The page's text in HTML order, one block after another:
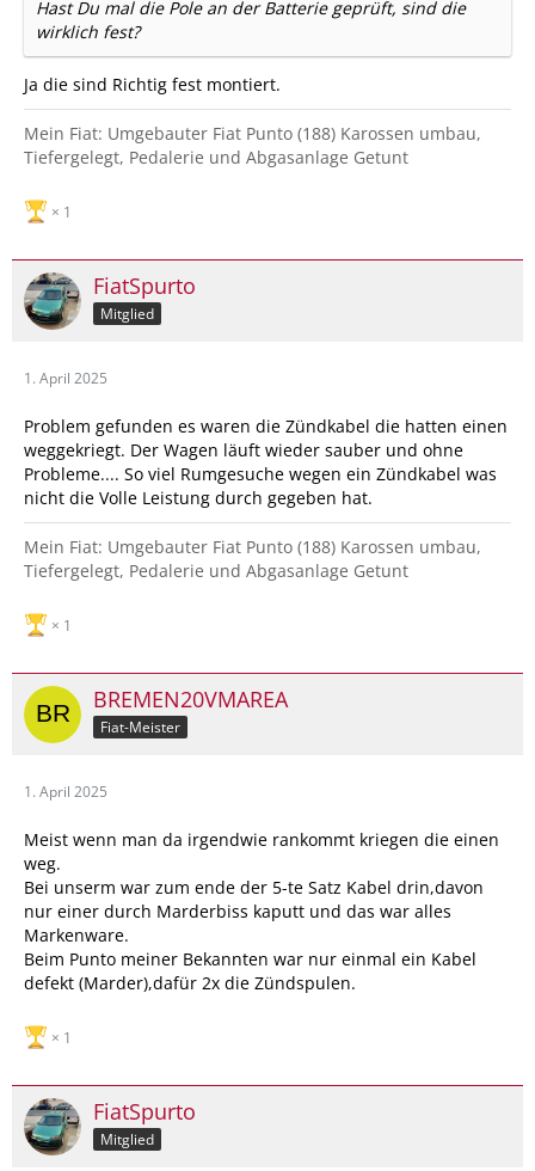
Hast Du mal die Pole an der Batterie geprüft, sind die
wirklich fest?
Ja die sind Richtig fest montiert.
Mein Fiat: Umgebauter Fiat Punto (188) Karossen umbau,
Tiefergelegt, Pedalerie und Abgasanlage Getunt
1
FiatSpurto
Mitglied
1. April 2025
Problem gefunden es waren die Zündkabel die hatten einen
weggekriegt. Der Wagen läuft wieder sauber und ohne
Probleme.... So viel Rumgesuche wegen ein Zündkabel was
nicht die Volle Leistung durch gegeben hat.
Mein Fiat: Umgebauter Fiat Punto (188) Karossen umbau,
Tiefergelegt, Pedalerie und Abgasanlage Getunt
1
BREMEN20VMAREA
Fiat-Meister
1. April 2025
Meist wenn man da irgendwie rankommt kriegen die einen
weg.
Bei unserm war zum ende der 5-te Satz Kabel drin,davon
nur einer durch Marderbiss kaputt und das war alles
Markenware.
Beim Punto meiner Bekannten war nur einmal ein Kabel
defekt (Marder),dafür 2x die Zündspulen.
1
FiatSpurto
Mitglied